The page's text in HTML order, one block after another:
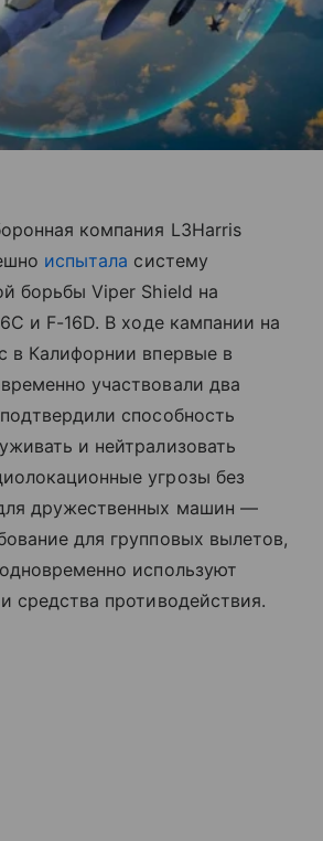
компания L3Harris
испытала систему
борьбы Viper Shield на
и F-16D. В ходе кампании на
в Калифорнии впервые в
участвовали два
способность
и нейтрализовать
угрозы без
дружественных машин —
для групповых вылетов,
используют
средства противодействия.